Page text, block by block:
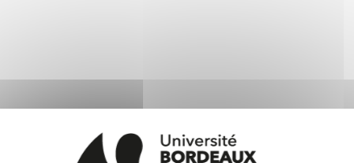
sociaux et le journalisme